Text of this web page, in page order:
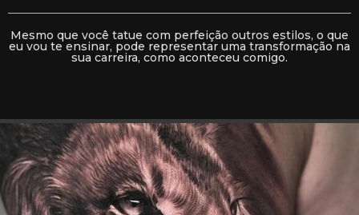
Mesmo que você tatue com perfeição outros estilos, o que
eu vou te ensinar, pode representar uma transformação na
sua carreira, como aconteceu comigo.